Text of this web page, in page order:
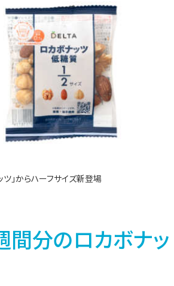
」からハーフサイズ新登場
間分のロカボナッ